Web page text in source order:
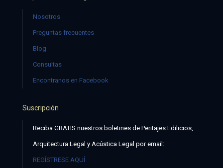
Nosotros
Preguntas frecuentes
Blog
Consultas
Encontranos en Facebook
Suscripción
Reciba GRATIS nuestros boletines de Peritajes Edilicios,
Arquitectura Legal y Acústica Legal por email:
REGÍSTRESE AQUÍ